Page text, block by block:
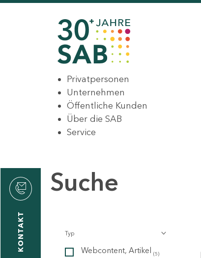
Privatpersonen
Unternehmen
Öffentliche Kunden
Über die SAB
Service
KONTAKT
Suche
Typ
Webcontent, Artikel (5)